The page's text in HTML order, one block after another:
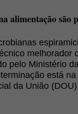
alimentação são
melhorador
pelo Ministério
está
da União